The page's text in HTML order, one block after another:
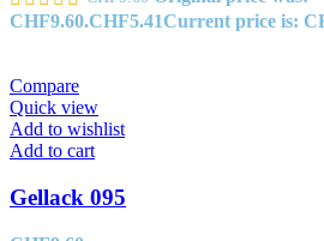
CHF9.60.CHF5.41Current price is:
Compare
Quick view
Add to wishlist
Add to cart
Gellack 095